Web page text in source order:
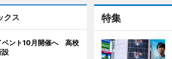
特集
クス
ベント10月開催へ 高校
設